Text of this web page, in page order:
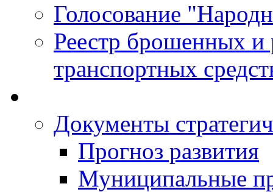
Голосование
Реестр брошенных и
транспортных
Документы
Прогноз развития
Муниципальные